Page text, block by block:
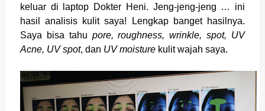
keluar di laptop Dokter Heni. Jeng-jeng-jeng … ini
hasil analisis kulit saya! Lengkap banget hasilnya.
Saya bisa tahu pore, roughness, wrinkle, spot, UV
Acne, UV spot, dan UV moisturekulit wajah saya.